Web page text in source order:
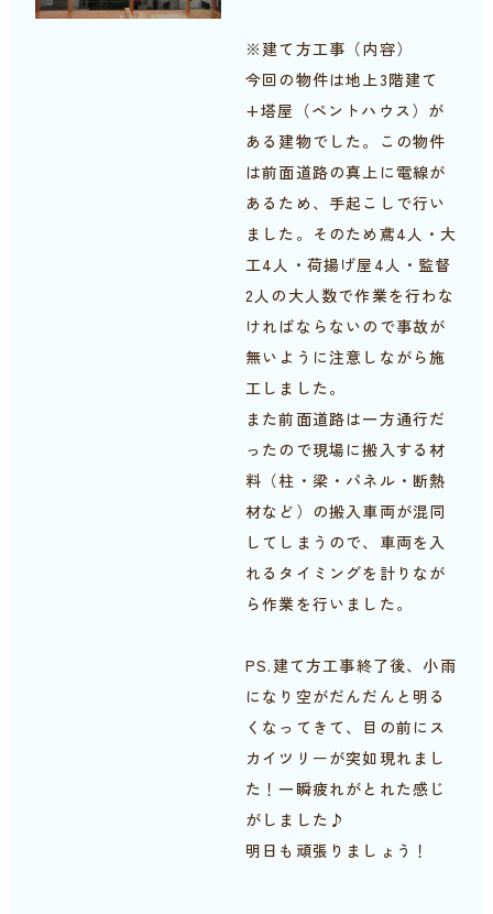
※建て方工事（内容）
今回の物件は地上3階建て
+塔屋（ペントハウス）が
ある建物でした。この物件
は前面道路の真上に電線が
あるため、手起こしで行い
ました。そのため鳶4人・大
工4人・荷揚げ屋4人・監督
2人の大人数で作業を行わな
ければならないので事故が
無いように注意しながら施
工しました。
また前面道路は一方通行だ
ったので現場に搬入する材
料（柱・梁・パネル・断熱
材など）の搬入車両が混同
してしまうので、車両を入
れるタイミングを計りなが
ら作業を行いました。
PS.建て方工事終了後、小雨
になり空がだんだんと明る
くなってきて、目の前にス
カイツリーが突如現れまし
た！一瞬疲れがとれた感じ
がしました♪
明日も頑張りましょう！